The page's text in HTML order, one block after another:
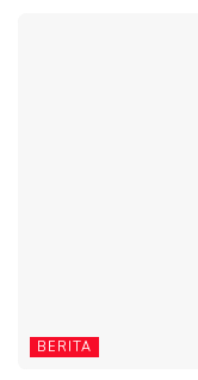
BERITA